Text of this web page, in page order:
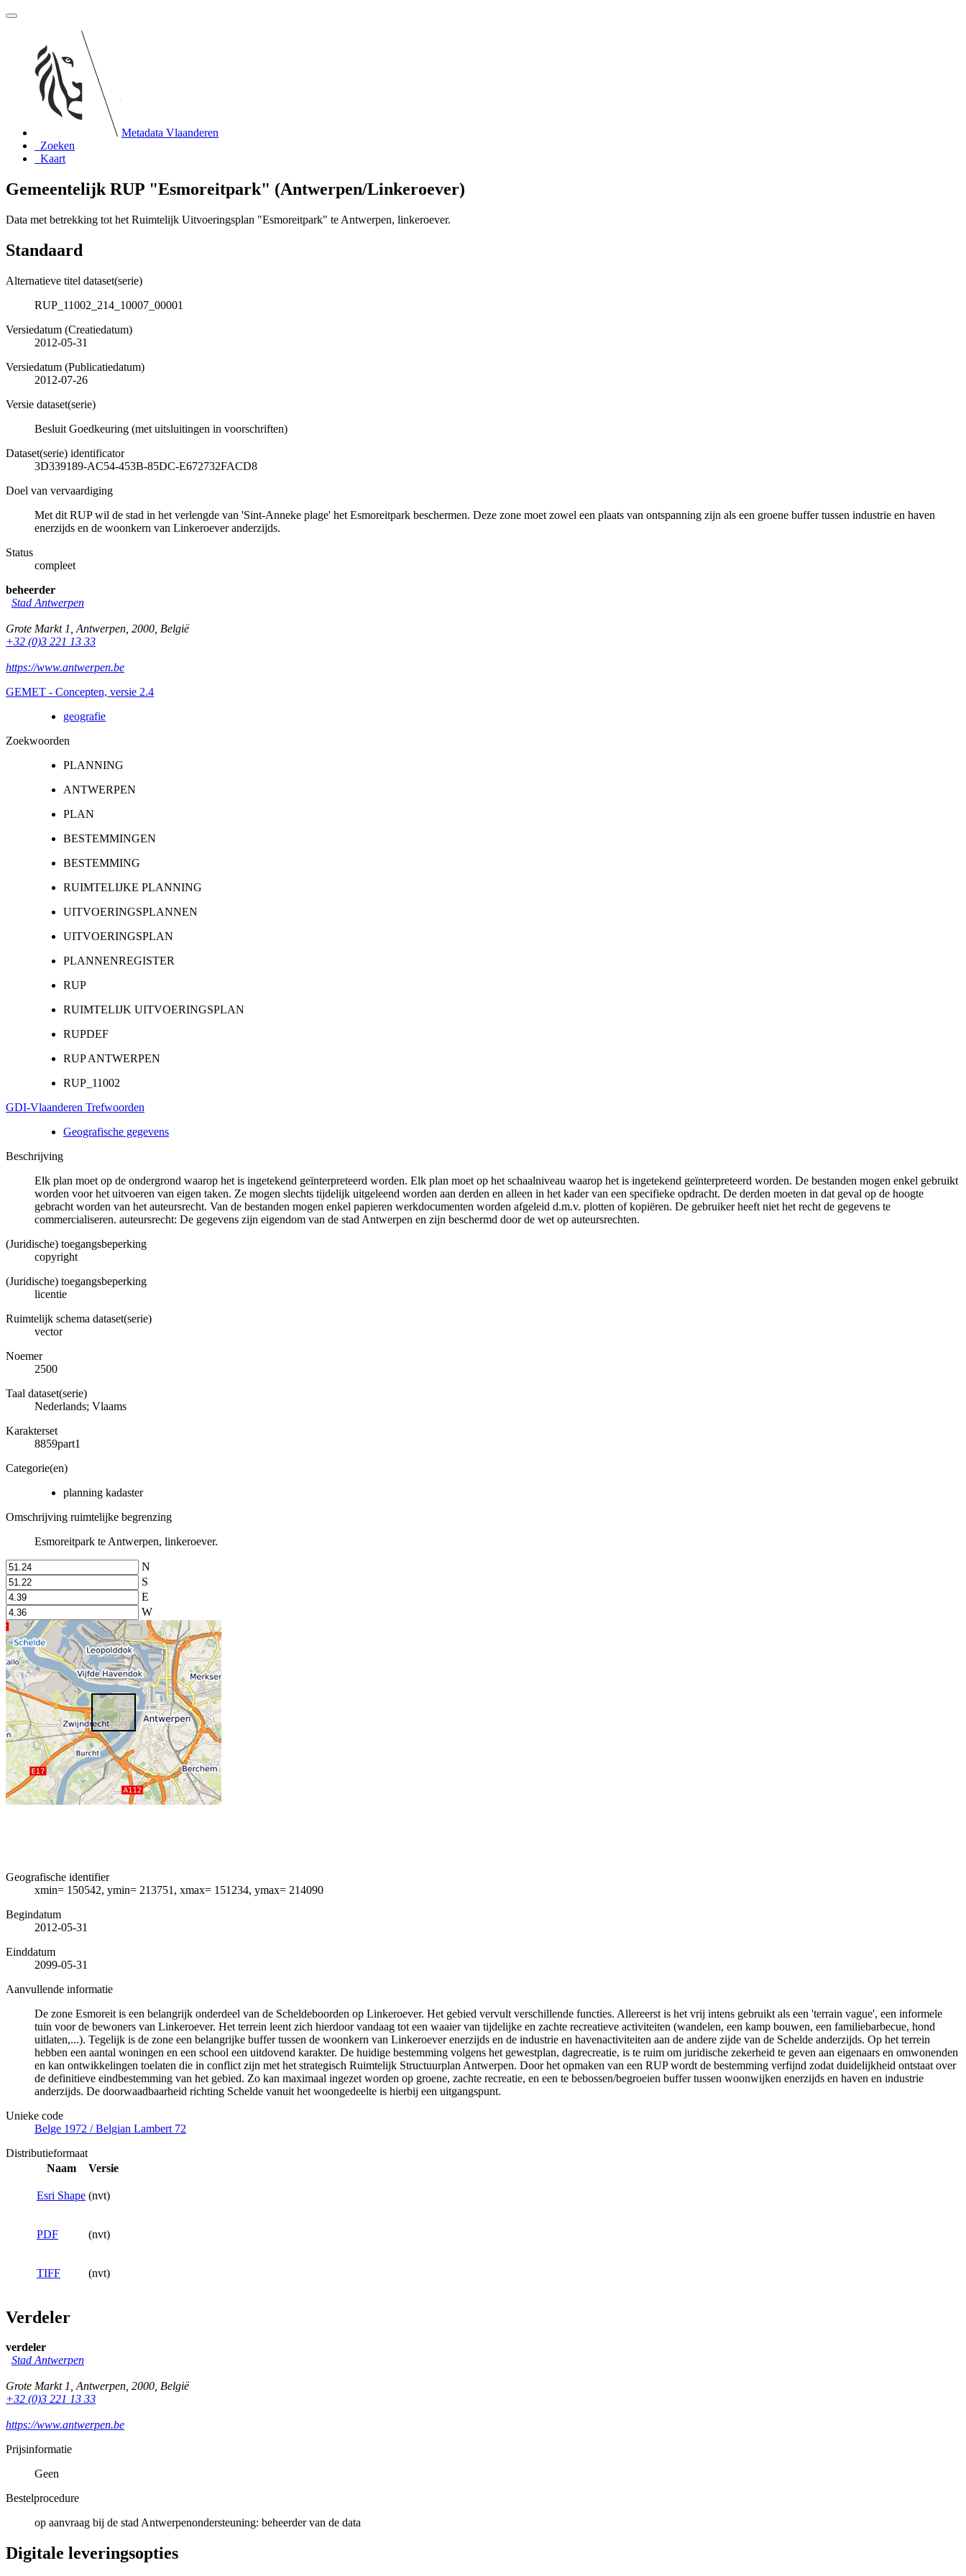
Metadata Vlaanderen
Zoeken
Kaart
Gemeentelijk RUP "Esmoreitpark" (Antwerpen/Linkeroever)
Data met betrekking tot het Ruimtelijk Uitvoeringsplan "Esmoreitpark" te Antwerpen, linkeroever.
Standaard
Alternatieve titel dataset(serie)
RUP_11002_214_10007_00001
Versiedatum (Creatiedatum)
2012-05-31
Versiedatum (Publicatiedatum)
2012-07-26
Versie dataset(serie)
Besluit Goedkeuring (met uitsluitingen in voorschriften)
Dataset(serie) identificator
3D339189-AC54-453B-85DC-E672732FACD8
Doel van vervaardiging
Met dit RUP wil de stad in het verlengde van 'Sint-Anneke plage' het Esmoreitpark beschermen. Deze zone moet zowel een plaats van ontspanning zijn als een groene buffer tussen industrie en haven
enerzijds en de woonkern van Linkeroever anderzijds.
Status
compleet
beheerder
Stad Antwerpen
Grote Markt 1 Antwerpen 2000 België
+32 (0)3 221 13 33
https://www.antwerpen.be
GEMET - Concepten, versie 2.4
geografie
Zoekwoorden
PLANNING
ANTWERPEN
PLAN
BESTEMMINGEN
BESTEMMING
RUIMTELIJKE PLANNING
UITVOERINGSPLANNEN
UITVOERINGSPLAN
PLANNENREGISTER
RUP
RUIMTELIJK UITVOERINGSPLAN
RUPDEF
RUP ANTWERPEN
RUP_11002
GDI-Vlaanderen Trefwoorden
Geografische gegevens
Beschrijving
Elk plan moet op de ondergrond waarop het is ingetekend geïnterpreteerd worden. Elk plan moet op het schaalniveau waarop het is ingetekend geïnterpreteerd worden. De bestanden mogen enkel gebruikt
worden voor het uitvoeren van eigen taken. Ze mogen slechts tijdelijk uitgeleend worden aan derden en alleen in het kader van een specifieke opdracht. De derden moeten in dat geval op de hoogte
gebracht worden van het auteursrecht. Van de bestanden mogen enkel papieren werkdocumenten worden afgeleid d.m.v. plotten of kopiëren. De gebruiker heeft niet het recht de gegevens te
commercialiseren. auteursrecht: De gegevens zijn eigendom van de stad Antwerpen en zijn beschermd door de wet op auteursrechten.
(Juridische) toegangsbeperking
copyright
(Juridische) toegangsbeperking
licentie
Ruimtelijk schema dataset(serie)
vector
Noemer
2500
Taal dataset(serie)
Nederlands; Vlaams
Karakterset
8859part1
Categorie(en)
planning kadaster
Omschrijving ruimtelijke begrenzing
Esmoreitpark te Antwerpen, linkeroever.
N
S
E
W
Geografische identifier
xmin= 150542, ymin= 213751, xmax= 151234, ymax= 214090
Begindatum
2012-05-31
Einddatum
2099-05-31
Aanvullende informatie
De zone Esmoreit is een belangrijk onderdeel van de Scheldeboorden op Linkeroever. Het gebied vervult verschillende functies. Allereerst is het vrij intens gebruikt als een 'terrain vague', een informele
tuin voor de bewoners van Linkeroever. Het terrein leent zich hierdoor vandaag tot een waaier van tijdelijke en zachte recreatieve activiteiten (wandelen, een kamp bouwen, een familiebarbecue, hond
uitlaten,...). Tegelijk is de zone een belangrijke buffer tussen de woonkern van Linkeroever enerzijds en de industrie en havenactiviteiten aan de andere zijde van de Schelde anderzijds. Op het terrein
hebben een aantal woningen en een school een uitdovend karakter. De huidige bestemming volgens het gewestplan, dagrecreatie, is te ruim om juridische zekerheid te geven aan eigenaars en omwonenden
en kan ontwikkelingen toelaten die in conflict zijn met het strategisch Ruimtelijk Structuurplan Antwerpen. Door het opmaken van een RUP wordt de bestemming verfijnd zodat duidelijkheid ontstaat over
de definitieve eindbestemming van het gebied. Zo kan maximaal ingezet worden op groene, zachte recreatie, en een te bebossen/begroeien buffer tussen woonwijken enerzijds en haven en industrie
anderzijds. De doorwaadbaarheid richting Schelde vanuit het woongedeelte is hierbij een uitgangspunt.
Unieke code
Belge 1972 / Belgian Lambert 72
Distributieformaat
Naam
Versie
Esri Shape (nvt)
PDF (nvt)
TIFF (nvt)
Verdeler
verdeler
Stad Antwerpen
Grote Markt 1,Antwerpen, 2000, België
+32 (0)3 221 13 33
https://www.antwerpen.be
Prijsinformatie
Geen
Bestelprocedure
op aanvraag bij de stad Antwerpenondersteuning: beheerder van de data
Digitale leveringsopties